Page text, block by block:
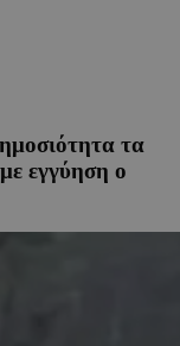
τα
εγγύηση ο